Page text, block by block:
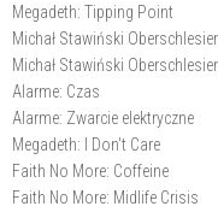
Megadeth: Tipping Point
Michał Stawiński
Michał Stawiński
Alarme: Czas
Alarme: Zwarcie elektryczne
Megadeth: I Don't Care
Faith No More: Coffeine
Faith No More: Midlife Crisis